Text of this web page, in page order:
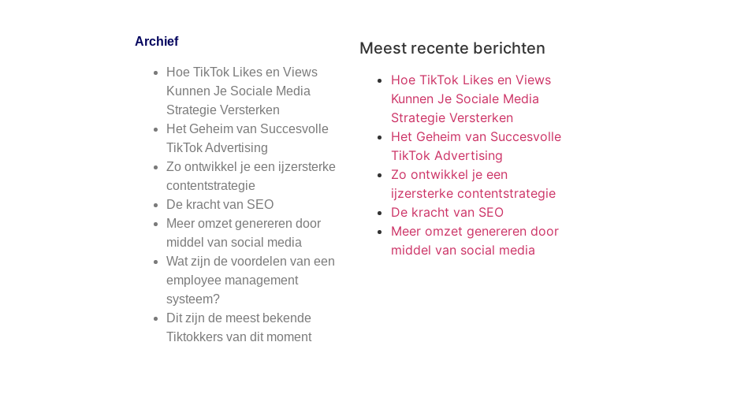
Archief
Hoe TikTok Likes en Views
Kunnen Je Sociale Media
Strategie Versterken
Het Geheim van Succesvolle
TikTok Advertising
Zo ontwikkel je een ijzersterke
contentstrategie
De kracht van SEO
Meer omzet genereren door
middel van social media
Wat zijn de voordelen van een
employee management
systeem?
Dit zijn de meest bekende
Tiktokkers van dit moment
Meest recente berichten
Hoe TikTok Likes en Views
Kunnen Je Sociale Media
Strategie Versterken
Het Geheim van Succesvolle
TikTok Advertising
Zo ontwikkel je een
ijzersterke contentstrategie
De kracht van SEO
Meer omzet genereren door
middel van social media